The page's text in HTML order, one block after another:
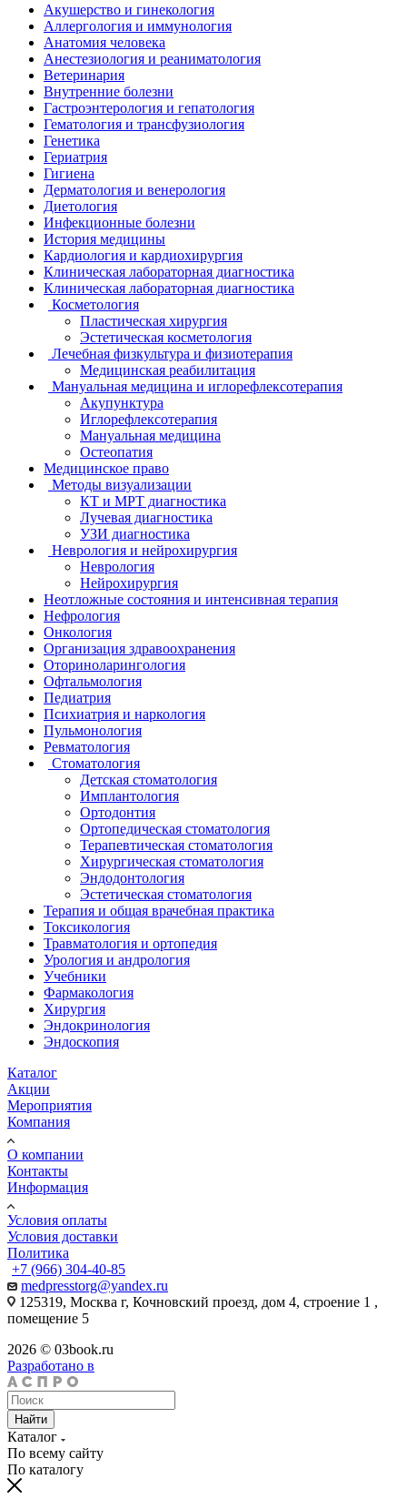
Акушерство и гинекология
Аллергология и иммунология
Анатомия человека
Анестезиология и реаниматология
Ветеринария
Внутренние болезни
Гастроэнтерология и гепатология
Гематология и трансфузиология
Генетика
Гериатрия
Гигиена
Дерматология и венерология
Диетология
Инфекционные болезни
История медицины
Кардиология и кардиохирургия
Клиническая лабораторная диагностика
Клиническая лабораторная диагностика
Косметология
Пластическая хирургия
Эстетическая косметология
Лечебная физкультура и физиотерапия
Медицинская реабилитация
Мануальная медицина и иглорефлексотерапия
Акупунктура
Иглорефлексотерапия
Мануальная медицина
Остеопатия
Медицинское право
Методы визуализации
КТ и МРТ диагностика
Лучевая диагностика
УЗИ диагностика
Неврология и нейрохирургия
Неврология
Нейрохирургия
Неотложные состояния и интенсивная терапия
Нефрология
Онкология
Организация здравоохранения
Оториноларингология
Офтальмология
Педиатрия
Психиатрия и наркология
Пульмонология
Ревматология
Стоматология
Детская стоматология
Имплантология
Ортодонтия
Ортопедическая стоматология
Терапевтическая стоматология
Хирургическая стоматология
Эндодонтология
Эстетическая стоматология
Терапия и общая врачебная практика
Токсикология
Травматология и ортопедия
Урология и андрология
Учебники
Фармакология
Хирургия
Эндокринология
Эндоскопия
Каталог
Акции
Мероприятия
Компания
О компании
Контакты
Информация
Условия оплаты
Условия доставки
Политика
+7 (966) 304-40-85
medpresstorg@yandex.ru
125319, Москва г, Кочновский проезд, дом 4, строение 1 ,
помещение 5
2026 © 03book.ru
Разработано в
Найти
Каталог
По всему сайту
По каталогу